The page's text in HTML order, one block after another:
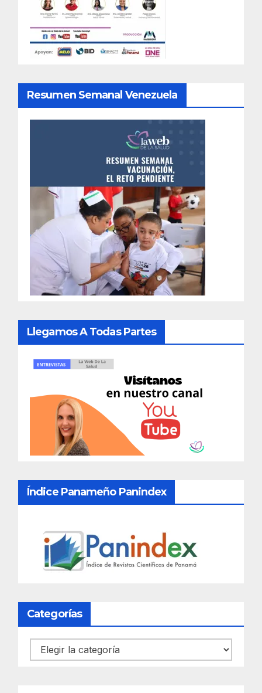
Resumen Semanal Venezuela
Llegamos A Todas Partes
Índice Panameño Panindex
Categorías
Categorías